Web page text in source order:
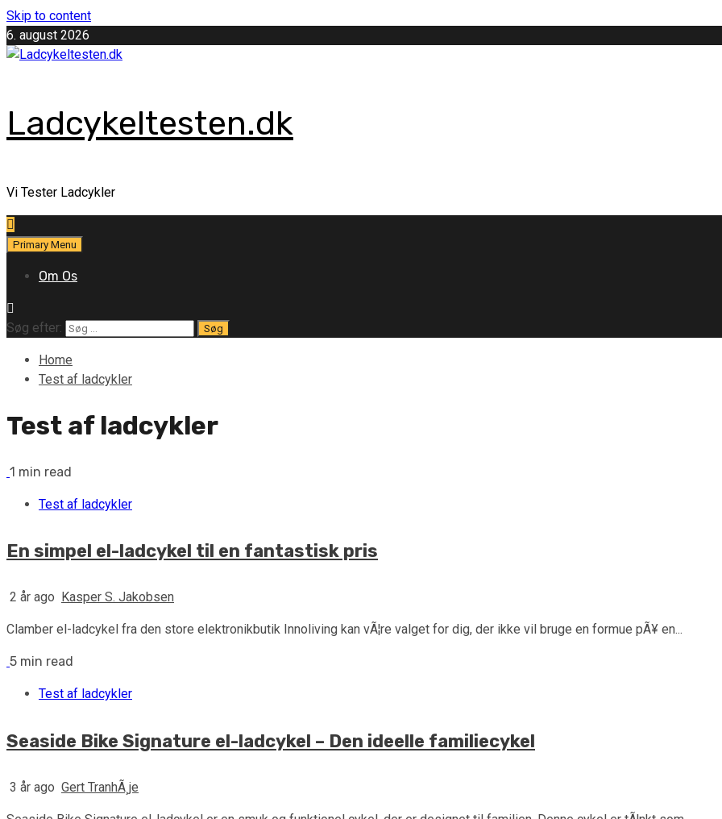
Skip to content
6. august 2026
Ladcykeltesten.dk
Vi Tester Ladcykler
Primary Menu
Om Os
Søg efter:
Home
Test af ladcykler
Test af ladcykler
1 min read
Test af ladcykler
En simpel el-ladcykel til en fantastisk pris
2 år ago Kasper S. Jakobsen
Clamber el-ladcykel fra den store elektronikbutik Innoliving kan vÃ¦re valget for dig, der ikke vil bruge en formue pÃ¥ en...
5 min read
Test af ladcykler
Seaside Bike Signature el-ladcykel – Den ideelle familiecykel
3 år ago Gert TranhÃ¸je